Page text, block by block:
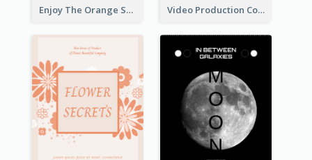
Enjoy The Orange Sunset Graphic Video Production Competition Flyer